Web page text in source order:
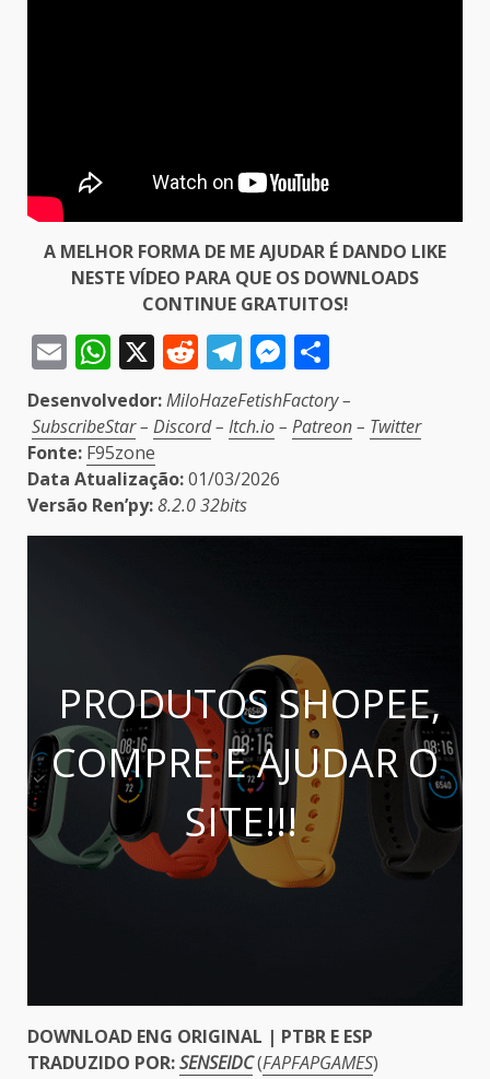
A MELHOR FORMA DE ME AJUDAR É DANDO LIKE
NESTE VÍDEO PARA QUE OS DOWNLOADS
CONTINUE GRATUITOS!
EmailWhatsApp
X Reddit
Telegram
Messenger
Desenvolvedor:MiloHazeFetishFactory –
SubscribeStar– Discord– Itch.io– Patreon– Twitter
Fonte: F95zone
Data Atualização:01/03/2026
Versão Ren’py:8.2.0 32bits
PRODUTOS SHOPEE,
COMPRE E AJUDAR O
SITE!!!
DOWNLOAD ENG ORIGINAL | PTBR E ESP
TRADUZIDO POR:SENSEIDC(FAPFAPGAMES)